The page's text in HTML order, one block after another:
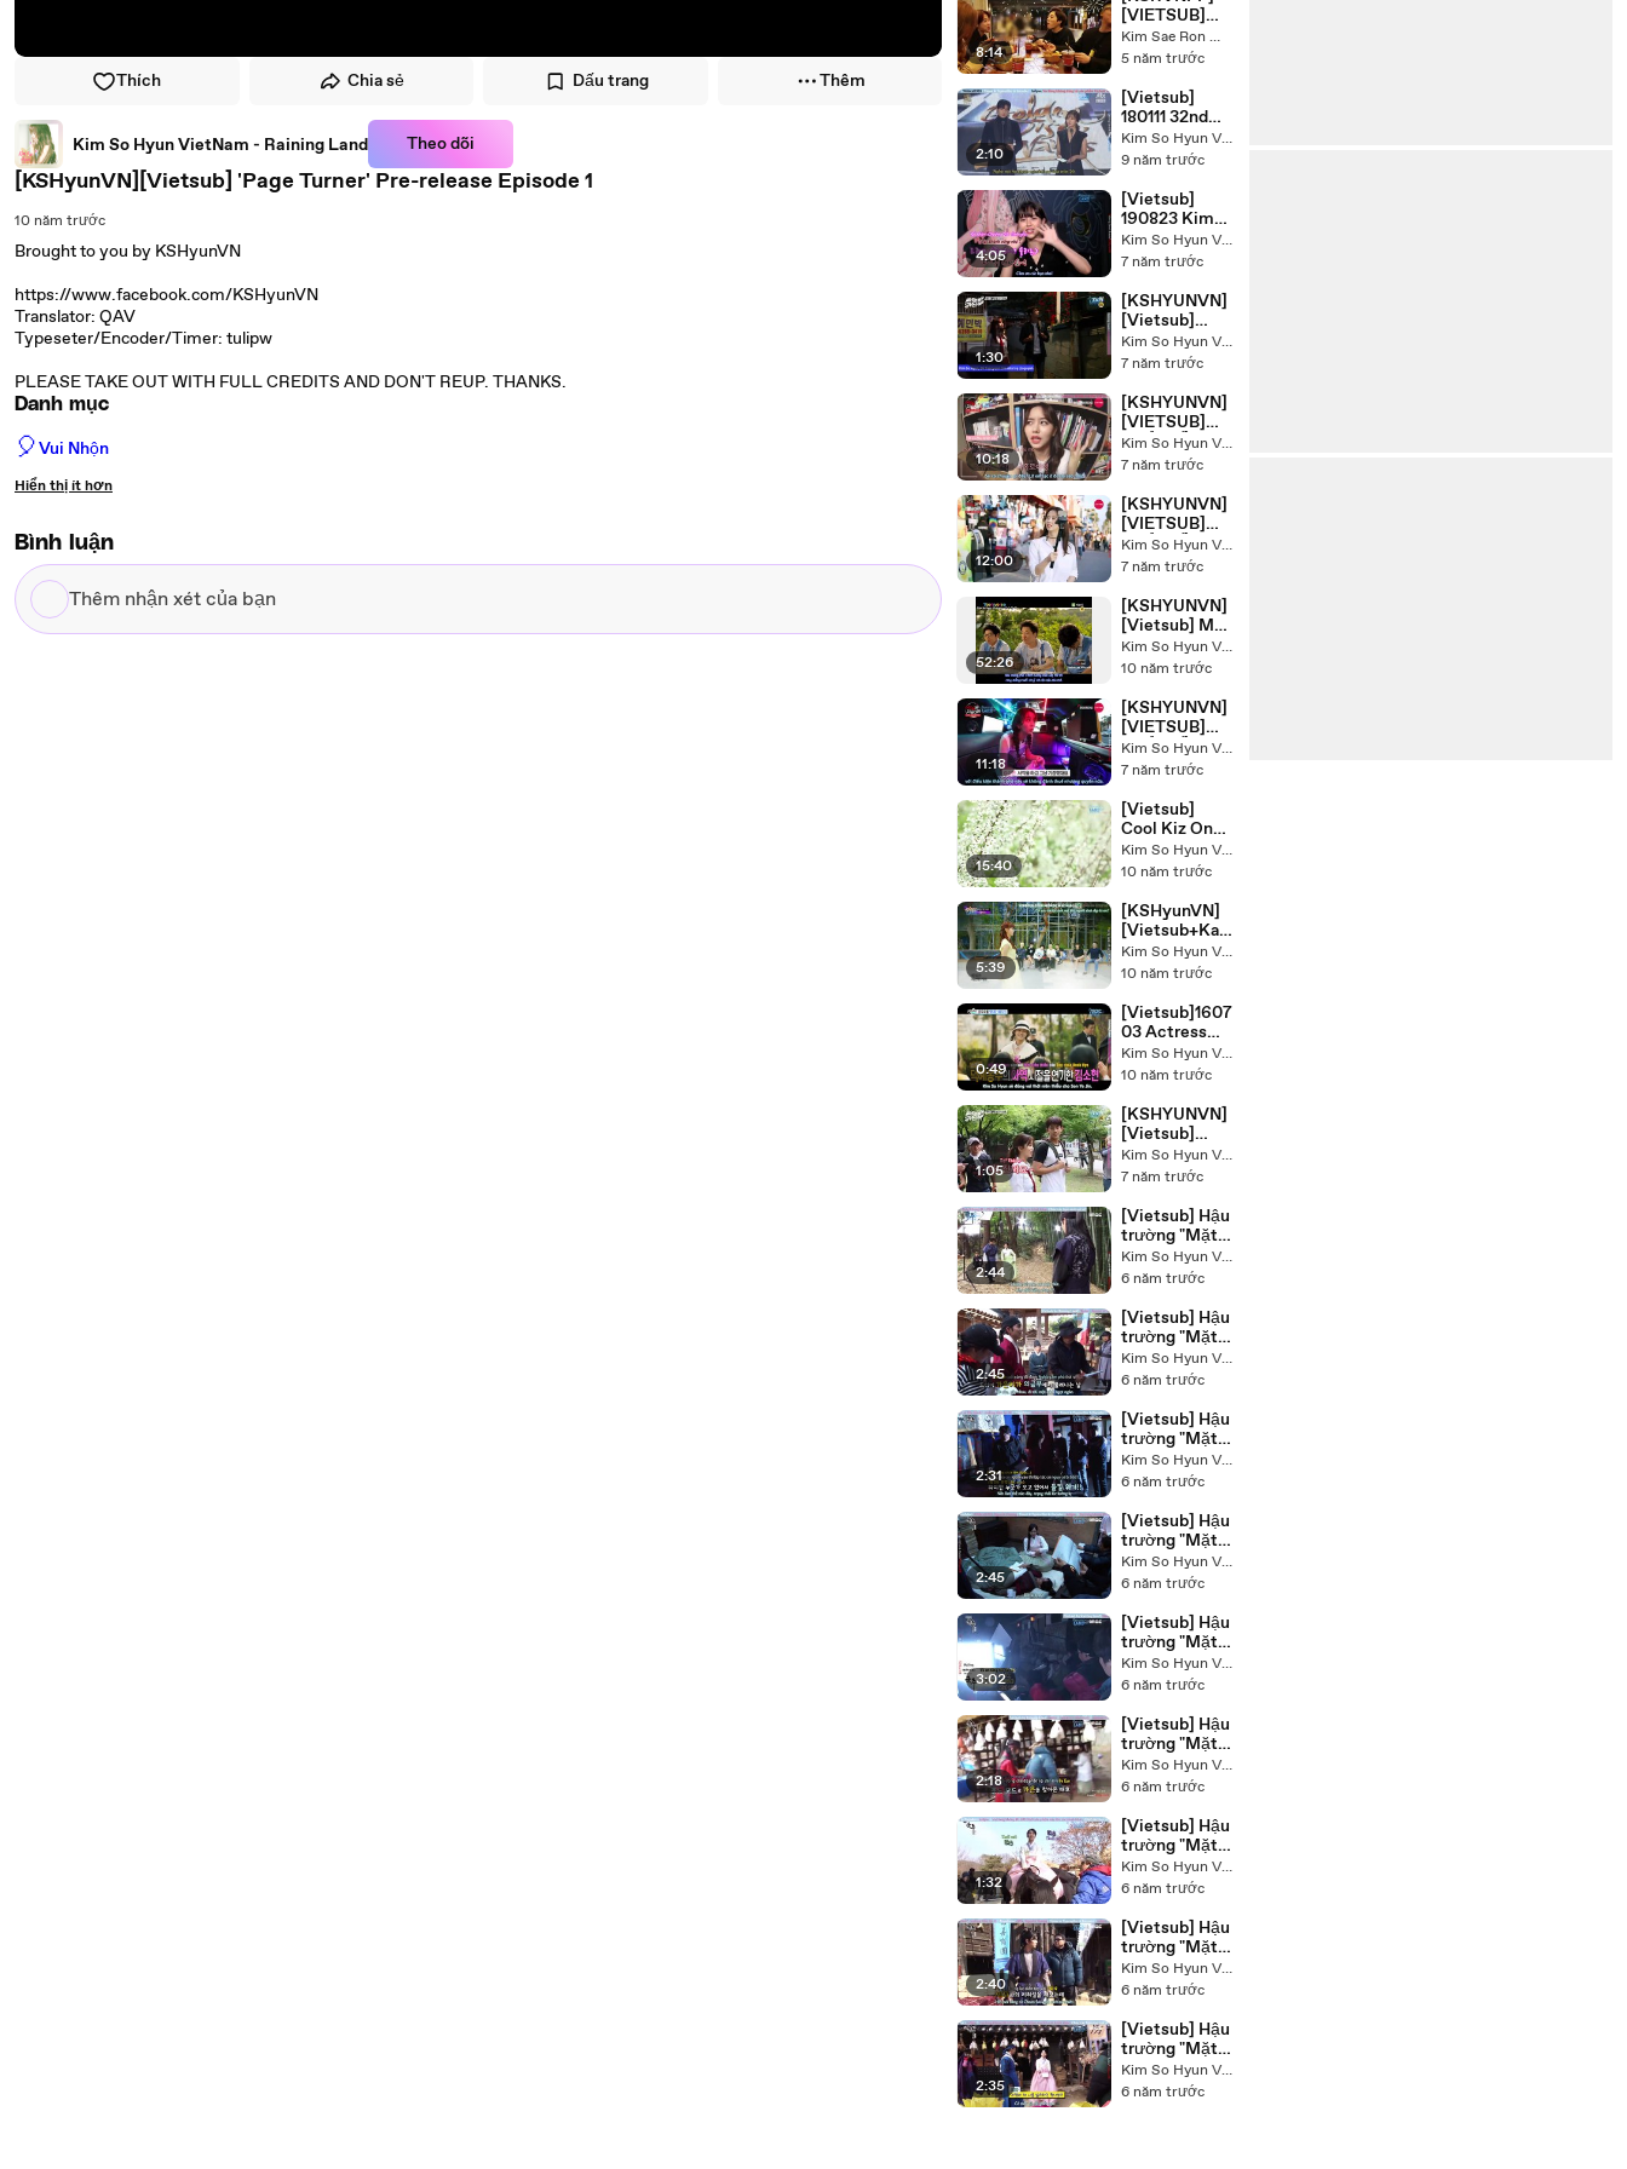
Thích Chia sẻ Dấu trang Thêm
Kim So Hyun VietNam - Raining Land Theo dõi
[KSHyunVN][Vietsub] 'Page Turner' Pre-release Episode 1
10 năm trước
Brought to you by KSHyunVN
https://www.facebook.com/KSHyunVN
Translator: QAV
Typeseter/Encoder/Timer: tulipw
PLEASE TAKE OUT WITH FULL CREDITS AND DON'T REUP. THANKS.
Danh mục
🎈Vui Nhộn
Hiển thị ít hơn
Bình luận
Thêm
nhận
8:14
[VIETSUB]
FIND
FTISLAND -
Kim Sae Ron 김새론 VietNam Fanpage
5 năm trước
2:10
[Vietsub]
180111 32nd
Golden Disc
Awards with
Sik
Kim So Hyun VietNam - Raining Land
9 năm trước
4:05
[Vietsub]
190823 Kim
So Hyun's
Interview
Entertainmen
t Weekly
Kim So Hyun VietNam - Raining Land
7 năm trước
1:30
[KSHYUNVN]
[Vietsub]
Let's fight
ghost making
Kim So Hyun VietNam - Raining Land
7 năm trước
10:18
[KSHYUNVN]
[VIETSUB]
KHỞI ĐẦU
TUỔI 20 - TẬP
Kim So Hyun VietNam - Raining Land
7 năm trước
12:00
[KSHYUNVN]
[VIETSUB]
KHỞI ĐẦU
TUỔI 20 - TẬP
Kim So Hyun VietNam - Raining Land
7 năm trước
52:26
[KSHYUNVN]
[Vietsub] Ma
Boy. Ep2
Kim So Hyun VietNam - Raining Land
10 năm trước
11:18
[KSHYUNVN]
[VIETSUB]
KHỞI ĐẦU
TUỔI 20 - TẬP
Kim So Hyun VietNam - Raining Land
7 năm trước
15:40
[Vietsub]
Cool Kiz On
The Block
Ep.155 cut-
Hyun
Kim So Hyun VietNam - Raining Land
10 năm trước
5:39
[KSHyunVN]
[Vietsub+Kara
] Love Song in
Sangam
Kim So Hyun VietNam - Raining Land
10 năm trước
0:49
[Vietsub]1607
03 Actress
Son Ye Jin
mentioned
on MBC
Section TV
Kim So Hyun VietNam - Raining Land
10 năm trước
1:05
[KSHYUNVN]
[Vietsub]
160716 'Let's
Fight Ghost'
Ep 3
Kim So Hyun VietNam - Raining Land
7 năm trước
2:44
[Vietsub] Hậu
trường "Mặt
nạ quân chủ" -
Tập 34.2
Kim So Hyun VietNam - Raining Land
6 năm trước
2:45
[Vietsub] Hậu
trường "Mặt
nạ quân chủ" -
Tập 26
Kim So Hyun VietNam - Raining Land
6 năm trước
2:31
[Vietsub] Hậu
trường "Mặt
nạ quân chủ" -
Tập 20
Kim So Hyun VietNam - Raining Land
6 năm trước
2:45
[Vietsub] Hậu
trường "Mặt
nạ quân chủ" -
Tập 16 -Phần
Kim So Hyun VietNam - Raining Land
6 năm trước
3:02
[Vietsub] Hậu
trường "Mặt
nạ quân chủ" -
Tập 16 -Phần 1
Kim So Hyun VietNam - Raining Land
6 năm trước
2:18
[Vietsub] Hậu
trường "Mặt
nạ quân chủ" -
Tập 14
Kim So Hyun VietNam - Raining Land
6 năm trước
1:32
[Vietsub] Hậu
trường "Mặt
nạ quân chủ" -
Tập 5
Kim So Hyun VietNam - Raining Land
6 năm trước
2:40
[Vietsub] Hậu
trường "Mặt
nạ quân chủ" -
Tập 11
Kim So Hyun VietNam - Raining Land
6 năm trước
2:35
[Vietsub] Hậu
trường "Mặt
nạ quân chủ" -
Tập 2
Kim So Hyun VietNam - Raining Land
6 năm trước